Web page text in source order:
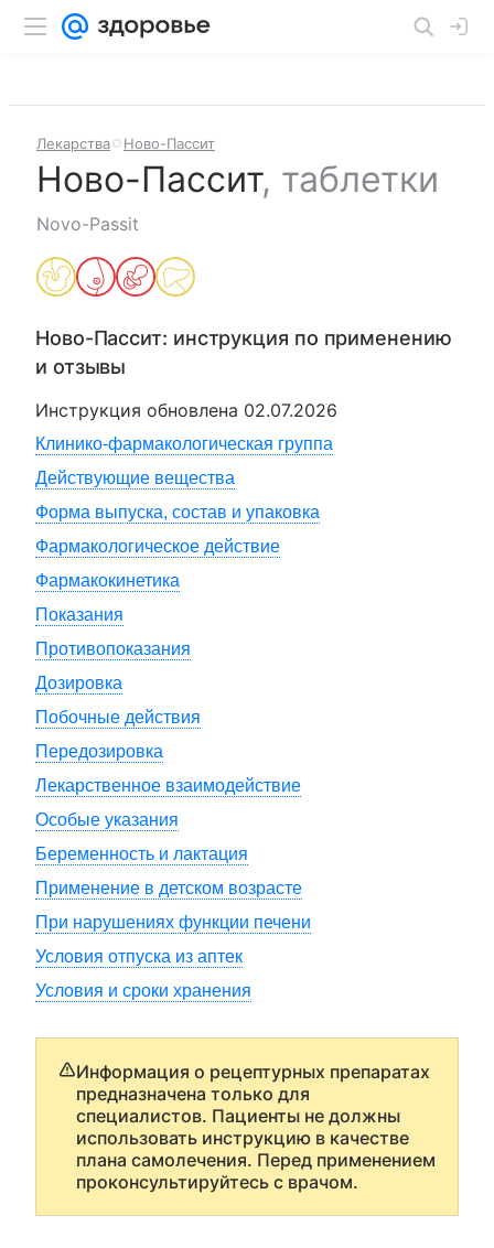
Лекарства Ново-Пассит
Ново-Пассит, таблетки
Novo-Passit
Ново-Пассит: инструкция по применению
и отзывы
Инструкция обновлена 02.07.2026
Клинико-фармакологическая группа
Действующие вещества
Форма выпуска, состав и упаковка
Фармакологическое действие
Фармакокинетика
Показания
Противопоказания
Дозировка
Побочные действия
Передозировка
Лекарственное взаимодействие
Особые указания
Беременность и лактация
Применение в детском возрасте
При нарушениях функции печени
Условия отпуска из аптек
Условия и сроки хранения
Информация о рецептурных препаратах
предназначена только для
специалистов. Пациенты не должны
использовать инструкцию в качестве
плана самолечения. Перед применением
проконсультируйтесь с врачом.